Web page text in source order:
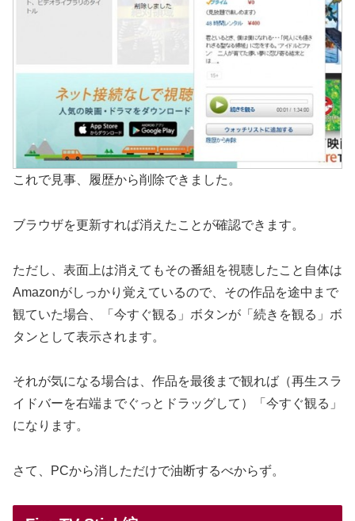
これで見事、履歴から削除できました。
ブラウザを更新すれば消えたことが確認できます。
ただし、表面上は消えてもその番組を視聴したこと自体は
Amazonがしっかり覚えているので、その作品を途中まで
観ていた場合、「今すぐ観る」ボタンが「続きを観る」ボ
タンとして表示されます。
それが気になる場合は、作品を最後まで観れば（再生スラ
イドバーを右端までぐっとドラッグして）「今すぐ観る」
になります。
さて、PCから消しただけで油断するべからず。